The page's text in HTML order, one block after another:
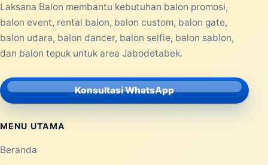
Laksana Balon membantu kebutuhan balon promosi,
balon event, rental balon, balon custom, balon gate,
balon udara, balon dancer, balon selfie, balon sablon,
dan balon tepuk untuk area Jabodetabek.
Konsultasi WhatsApp
MENU UTAMA
Beranda